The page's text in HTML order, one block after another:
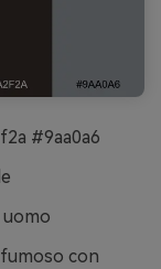
#9aa0a6
con